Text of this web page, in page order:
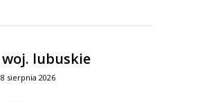
lubuskie
8 sierpnia 2026